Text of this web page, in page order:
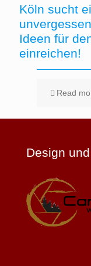
Köln sucht
Ideen für
einreichen!
Read
Design